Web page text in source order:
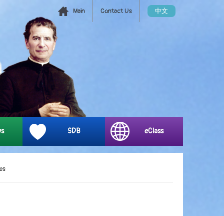
中文
Contact Us
Main
SDB eClass